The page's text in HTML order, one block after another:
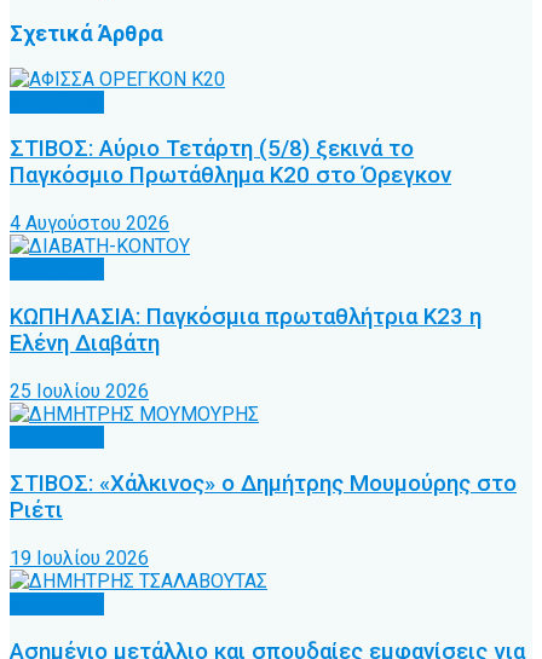
ΣχετικάΆρθρα
ΣΤΙΒΟΣ: Αύριο Τετάρτη (5/8) ξεκινά το
Παγκόσμιο Πρωτάθλημα Κ20 στο Όρεγκον
4 Αυγούστου 2026
ΚΩΠΗΛΑΣΙΑ: Παγκόσμια πρωταθλήτρια Κ23 η
Ελένη Διαβάτη
25 Ιουλίου 2026
ΣΤΙΒΟΣ: «Χάλκινος» ο Δημήτρης Μουμούρης στο
Ριέτι
19 Ιουλίου 2026
Ασημένιο μετάλλιο και σπουδαίες εμφανίσεις για